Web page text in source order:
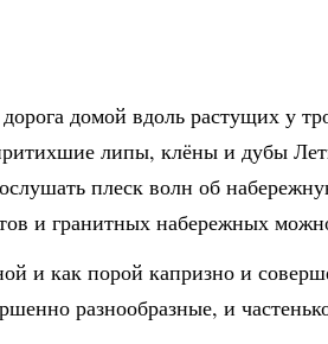
домой вдоль растущих у
липы, клёны и дубы
плеск волн об
и гранитных набережных
и как порой капризно и
разнообразные, и